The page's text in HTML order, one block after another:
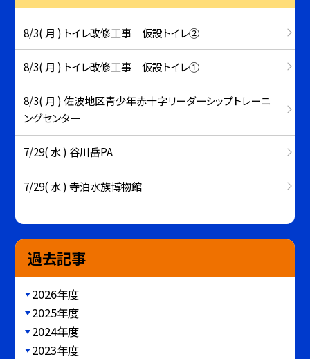
8/3( 月 ) トイレ改修工事 仮設トイレ②
8/3( 月 ) トイレ改修工事 仮設トイレ①
8/3( 月 ) 佐波地区青少年赤十字リーダーシップトレーニ
ングセンター
7/29( 水 ) 谷川岳PA
7/29( 水 ) 寺泊水族博物館
過去記事
2026年度
2025年度
2024年度
2023年度